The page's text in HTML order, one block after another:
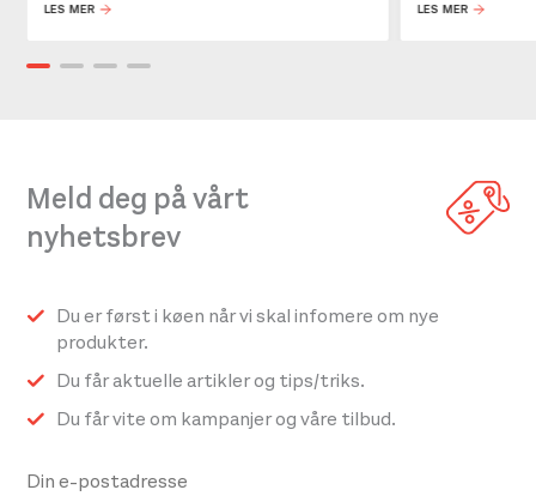
LES MER LES MER
Meld deg på vårt
nyhetsbrev
Du er først i køen når vi skal infomere om nye
produkter.
Du får aktuelle artikler og tips/triks.
Du får vite om kampanjer og våre tilbud.